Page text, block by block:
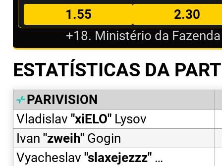
1.55
2.30
+18. Ministério da
ESTATÍSTICAS DA
PARIVISION
Vladislav "xiELO" Lysov
Ivan "zweih" Gogin
Vyacheslav "slaxejezzz" Vinokurov